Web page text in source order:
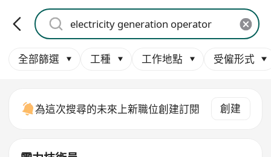
全部篩選 工種 工作地點 受僱形式
為這次搜尋的未來上新職位創建訂閱 創建